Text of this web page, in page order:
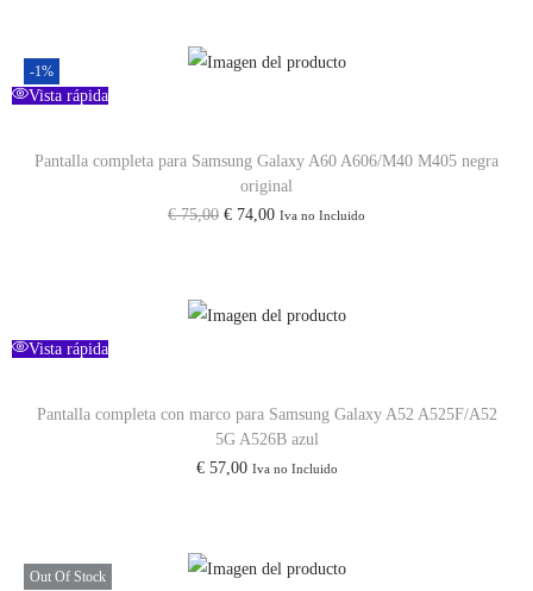
-1%
Vista rápida
Pantalla completa para Samsung Galaxy A60 A606/M40 M405 negra
original
€75,00 € 74,00 Iva no Incluido
Vista rápida
Pantalla completa con marco para Samsung Galaxy A52 A525F/A52
5G A526B azul
€57,00 Iva no Incluido
Out Of Stock